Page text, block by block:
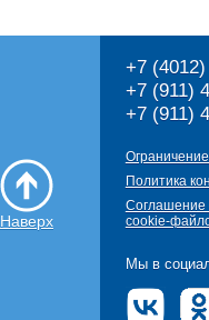
Наверх
+7
+7 (911)
+7 (911)
Политика
Соглашение
cookie-
Мы в